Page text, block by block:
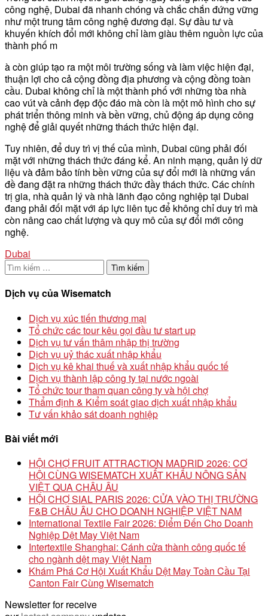
công nghệ, Dubai đã nhanh chóng và chắc chắn đứng vững
như một trung tâm công nghệ đương đại. Sự đầu tư và
khuyến khích đổi mới không chỉ làm giàu thêm nguồn lực của
thành phố m
à còn giúp tạo ra một môi trường sống và làm việc hiện đại,
thuận lợi cho cả cộng đồng địa phương và cộng đồng toàn
cầu. Dubai không chỉ là một thành phố với những tòa nhà
cao vút và cảnh đẹp độc đáo mà còn là một mô hình cho sự
phát triển thông minh và bền vững, chủ động áp dụng công
nghệ để giải quyết những thách thức hiện đại.
Tuy nhiên, để duy trì vị thế của mình, Dubai cũng phải đối
mặt với những thách thức đáng kể. An ninh mạng, quản lý dữ
liệu và đảm bảo tính bền vững của sự đổi mới là những vấn
đề đang đặt ra những thách thức đầy thách thức. Các chính
trị gia, nhà quản lý và nhà lãnh đạo công nghiệp tại Dubai
đang phải đối mặt với áp lực liên tục để không chỉ duy trì mà
còn nâng cao chất lượng và quy mô của sự đổi mới công
nghệ.
Dubai
Tìm
kiếm
cho:
Dịch vụ của Wisematch
Dịch vụ xúc tiến thương mại
Tổ chức các tour kêu gọi đầu tư start up
Dịch vụ tư vấn thâm nhập thị trường
Dịch vụ uỷ thác xuất nhập khẩu
Dịch vụ kê khai thuế và xuất nhập khẩu quốc tế
Dịch vụ thành lập công ty tại nước ngoài
Tổ chức tour tham quan công ty và hội chợ
Thẩm định & Kiểm soát giao dịch xuất nhập khẩu
Tư vấn khảo sát doanh nghiệp
Bài viết mới
HỘI CHỢ FRUIT ATTRACTION MADRID 2026: CƠ
HỘI CÙNG WISEMATCH XUẤT KHẨU NÔNG SẢN
VIỆT QUA CHÂU ÂU
HỘI CHỢ SIAL PARIS 2026: CỬA VÀO THỊ TRƯỜNG
F&B CHÂU ÂU CHO DOANH NGHIỆP VIỆT NAM
International Textile Fair 2026: Điểm Đến Cho Doanh
Nghiệp Dệt May Việt Nam
Intertextile Shanghai: Cánh cửa thành công quốc tế
cho ngành dệt may Việt Nam
Khám Phá Cơ Hội Xuất Khẩu Dệt May Toàn Cầu Tại
Canton Fair Cùng Wisematch
Newsletter for receive